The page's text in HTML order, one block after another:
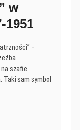
w
1951
–
szafie
Taki sam symbol